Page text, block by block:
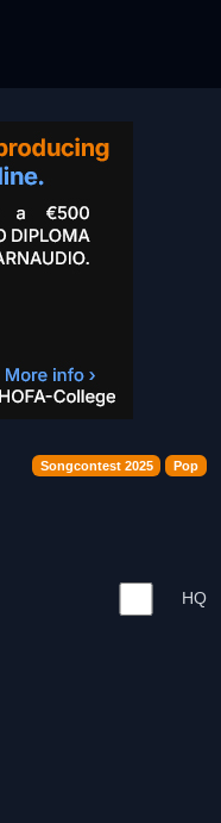
Songcontest 2025 Pop
HQ